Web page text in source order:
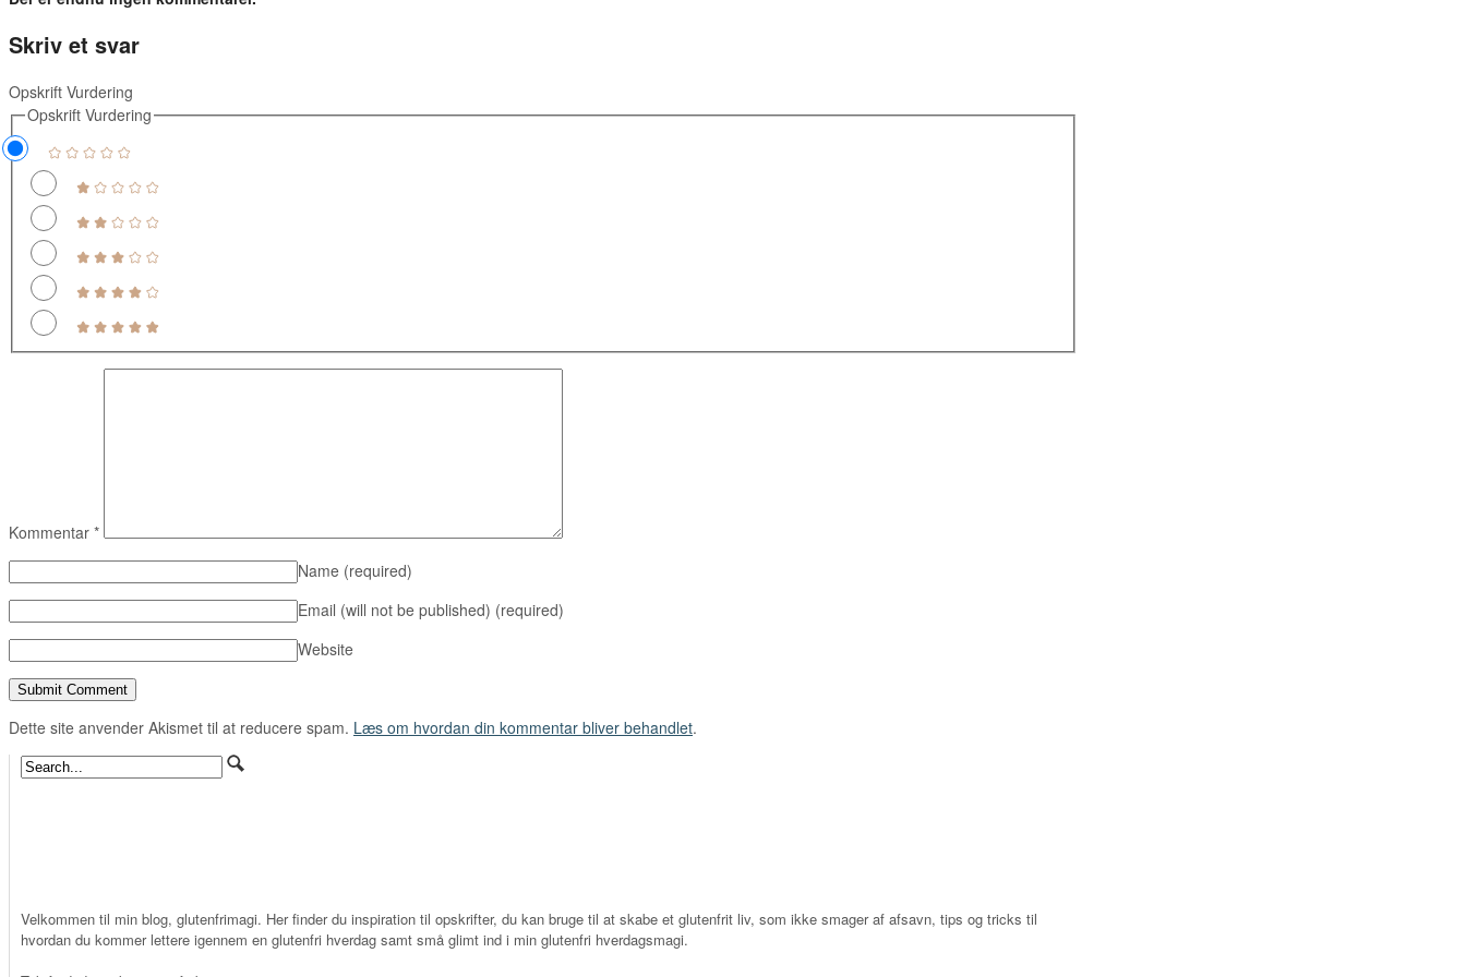
Skriv et svar
Opskrift Vurdering
Opskrift Vurdering
Kommentar *
Name (required)
Email (will not be published) (required)
Website
Dette site anvender Akismet til at reducere spam. Læs om hvordan din kommentar bliver behandlet.
Velkommen til min blog, glutenfrimagi. Her finder du inspiration til opskrifter, du kan bruge til at skabe et glutenfrit liv, som ikke smager af afsavn, tips og tricks til
hvordan du kommer lettere igennem en glutenfri hverdag samt små glimt ind i min glutenfri hverdagsmagi.